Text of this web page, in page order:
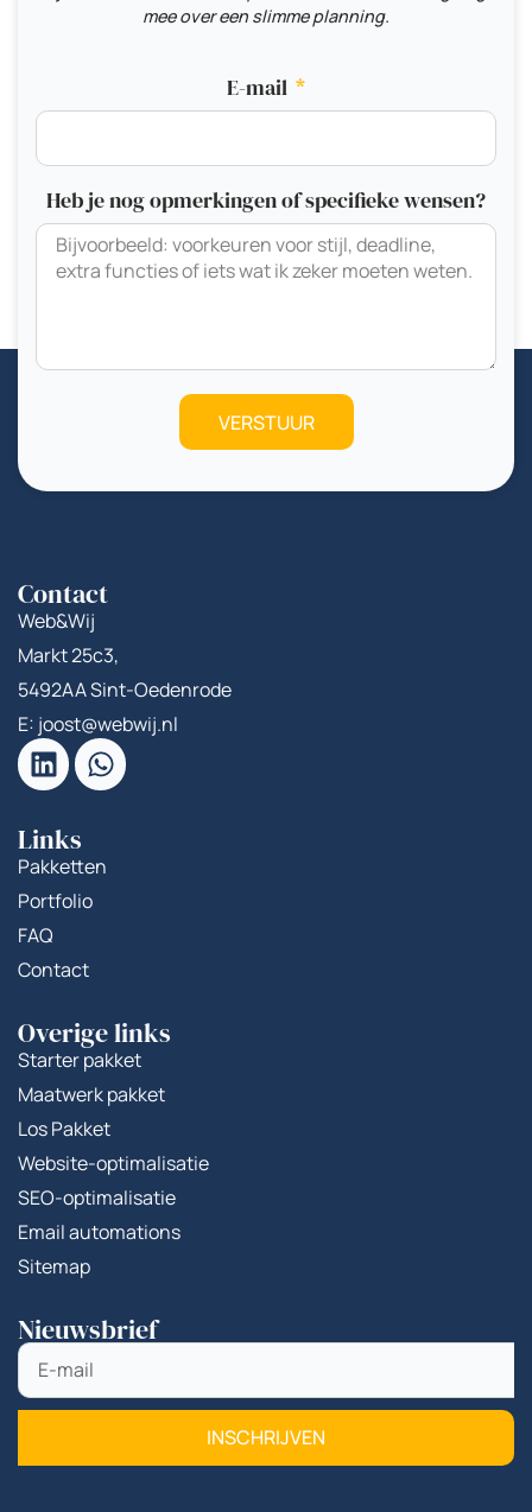
mee over een slimme planning.
E-mail
Heb je nog opmerkingen of specifieke wensen?
VERSTUUR
Contact
Web&Wij
Markt 25c3,
5492AA Sint-Oedenrode
E: joost@webwij.nl
Links
Pakketten
Portfolio
FAQ
Contact
Overige links
Starter pakket
Maatwerk pakket
Los Pakket
Website-optimalisatie
SEO-optimalisatie
Email automations
Sitemap
Nieuwsbrief
INSCHRIJVEN